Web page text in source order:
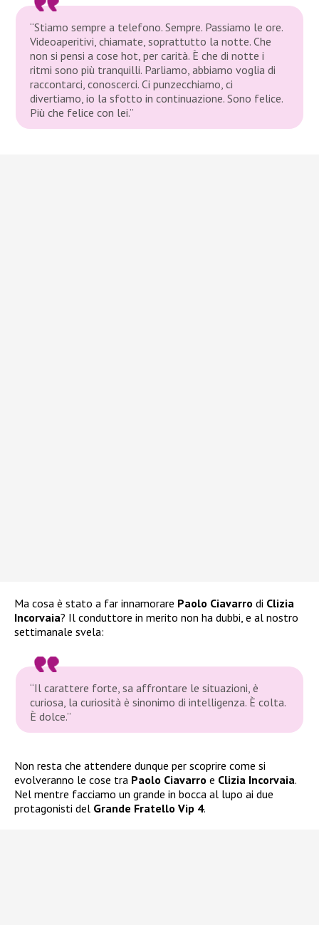
“Stiamo sempre a telefono. Sempre. Passiamo le ore.
Videoaperitivi, chiamate, soprattutto la notte. Che
non si pensi a cose hot, per carità. È che di notte i
ritmi sono più tranquilli. Parliamo, abbiamo voglia di
raccontarci, conoscerci. Ci punzecchiamo, ci
divertiamo, io la sfotto in continuazione. Sono felice.
Più che felice con lei.”
Ma cosa è stato a far innamorare Paolo Ciavarro di Clizia
Incorvaia? Il conduttore in merito non ha dubbi, e al nostro
settimanale svela:
“Il carattere forte, sa affrontare le situazioni, è
curiosa, la curiosità è sinonimo di intelligenza. È colta.
È dolce.”
Non resta che attendere dunque per scoprire come si
evolveranno le cose tra Paolo Ciavarro e Clizia Incorvaia.
Nel mentre facciamo un grande in bocca al lupo ai due
protagonisti del Grande Fratello Vip 4.